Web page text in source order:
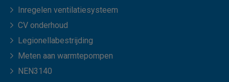
Inregelen ventilatiesysteem
CV onderhoud
Legionellabestrijding
Meten aan warmtepompen
NEN3140